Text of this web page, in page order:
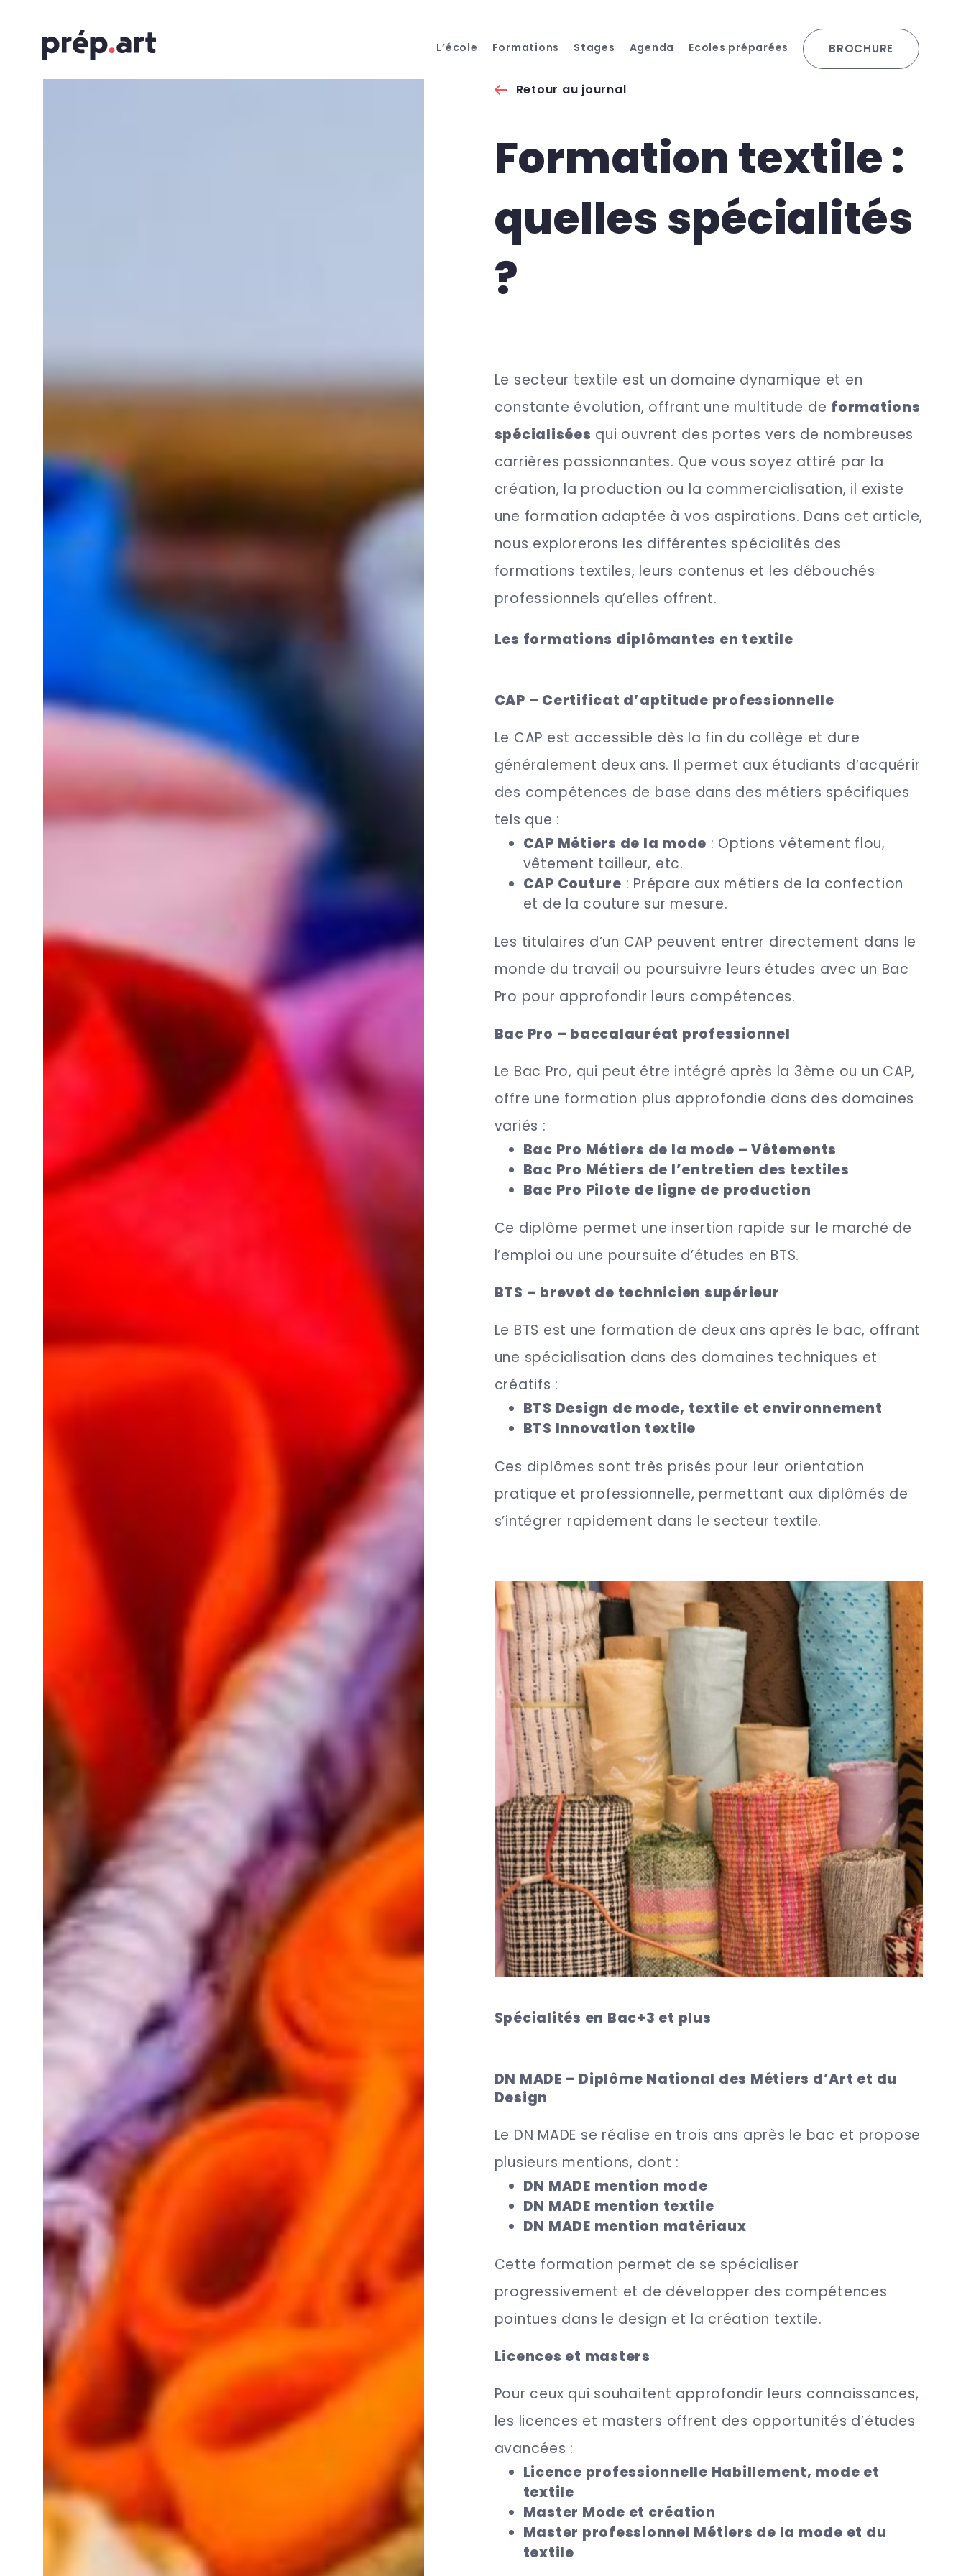
L’école Formations Stages Agenda Ecoles préparées BROCHURE
Retour au journal
Formation textile :
quelles spécialités
?
Le secteur textile est un domaine dynamique et en
constante évolution, offrant une multitude de formations
spécialisées qui ouvrent des portes vers de nombreuses
carrières passionnantes. Que vous soyez attiré par la
création, la production ou la commercialisation, il existe
une formation adaptée à vos aspirations. Dans cet article,
nous explorerons les différentes spécialités des
formations textiles, leurs contenus et les débouchés
professionnels qu’elles offrent.
Les formations diplômantes en textile
CAP – Certificat d’aptitude professionnelle
Le CAP est accessible dès la fin du collège et dure
généralement deux ans. Il permet aux étudiants d’acquérir
des compétences de base dans des métiers spécifiques
tels que :
CAP Métiers de la mode : Options vêtement flou,
vêtement tailleur, etc.
CAP Couture : Prépare aux métiers de la confection
et de la couture sur mesure.
Les titulaires d’un CAP peuvent entrer directement dans le
monde du travail ou poursuivre leurs études avec un Bac
Pro pour approfondir leurs compétences.
Bac Pro – baccalauréat professionnel
Le Bac Pro, qui peut être intégré après la 3ème ou un CAP,
offre une formation plus approfondie dans des domaines
variés :
Bac Pro Métiers de la mode – Vêtements
Bac Pro Métiers de l’entretien des textiles
Bac Pro Pilote de ligne de production
Ce diplôme permet une insertion rapide sur le marché de
l’emploi ou une poursuite d’études en BTS.
BTS – brevet de technicien supérieur
Le BTS est une formation de deux ans après le bac, offrant
une spécialisation dans des domaines techniques et
créatifs :
BTS Design de mode, textile et environnement
BTS Innovation textile
Ces diplômes sont très prisés pour leur orientation
pratique et professionnelle, permettant aux diplômés de
s’intégrer rapidement dans le secteur textile.
Spécialités en Bac+3 et plus
DN MADE – Diplôme National des Métiers d’Art et du
Design
Le DN MADE se réalise en trois ans après le bac et propose
plusieurs mentions, dont :
DN MADE mention mode
DN MADE mention textile
DN MADE mention matériaux
Cette formation permet de se spécialiser
progressivement et de développer des compétences
pointues dans le design et la création textile.
Licences et masters
Pour ceux qui souhaitent approfondir leurs connaissances,
les licences et masters offrent des opportunités d’études
avancées :
Licence professionnelle Habillement, mode et
textile
Master Mode et création
Master professionnel Métiers de la mode et du
textile